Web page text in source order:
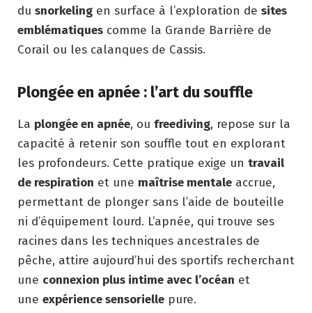
du snorkeling en surface à l’exploration de sites
emblématiques comme la Grande Barrière de
Corail ou les calanques de Cassis.
Plongée en apnée : l’art du souffle
La plongée en apnée, ou freediving, repose sur la
capacité à retenir son souffle tout en explorant
les profondeurs. Cette pratique exige un travail
de respiration et une maîtrise mentale accrue,
permettant de plonger sans l’aide de bouteille
ni d’équipement lourd. L’apnée, qui trouve ses
racines dans les techniques ancestrales de
pêche, attire aujourd’hui des sportifs recherchant
une connexion plus intime avec l’océan et
une expérience sensorielle pure.